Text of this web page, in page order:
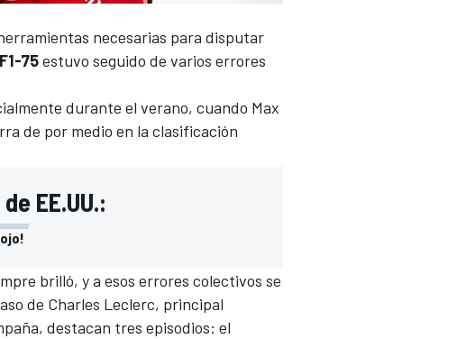
necesarias para disputar
F1-75estuvo seguido de varios errores
durante el verano, cuando Max
de por medio en la clasificación
EE.UU.:
brilló, y a esos errores colectivos se
de Charles Leclerc, principal
destacan tres episodios: el